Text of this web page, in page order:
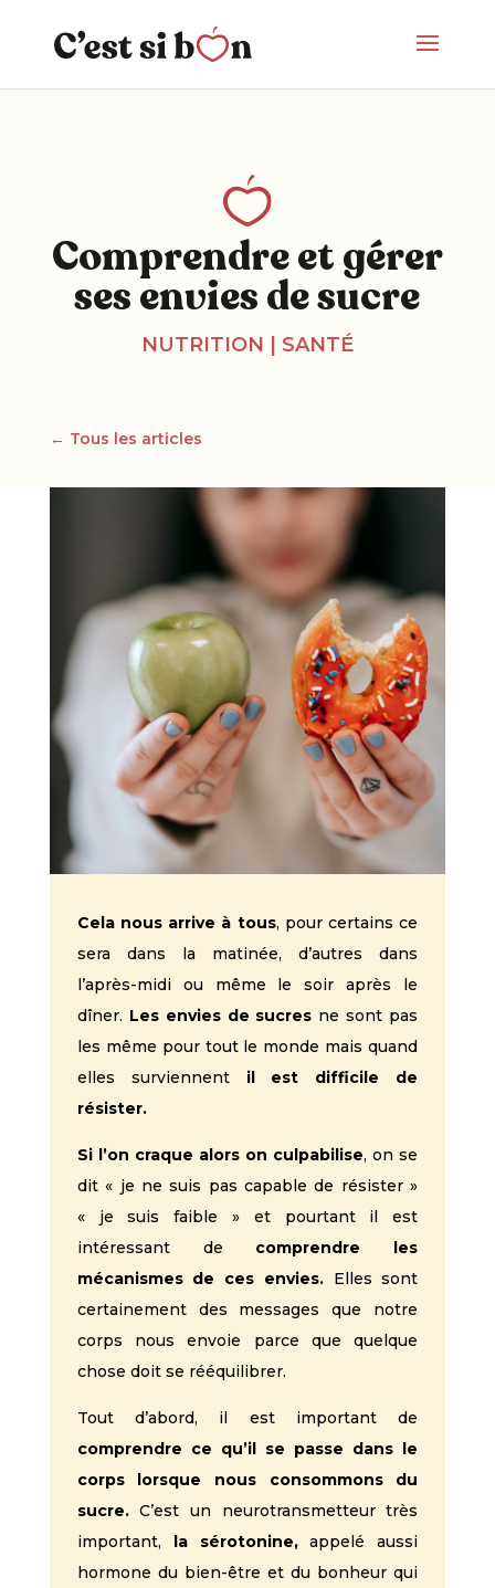
Comprendre et gérer
ses envies de sucre
NUTRITION SANTÉ
← Tous les articles
Cela nous arrive à tous, pour certains ce
sera dans la matinée, d’autres dans
l’après-midi ou même le soir après le
dîner. Les envies de sucres ne sont pas
les même pour tout le monde mais quand
elles surviennent il est difficile de
résister.
Si l’on craque alors on culpabilise, on se
dit « je ne suis pas capable de résister »
« je suis faible » et pourtant il est
intéressant de comprendre les
mécanismes de ces envies.Elles sont
certainement des messages que notre
corps nous envoie parce que quelque
chose doit se rééquilibrer.
Tout d’abord, il est important de
comprendre ce qu’il se passe dans le
corps lorsque nous consommons du
sucre.C’est un neurotransmetteur très
important, la sérotonine,appelé aussi
hormone du bien-être et du bonheur qui